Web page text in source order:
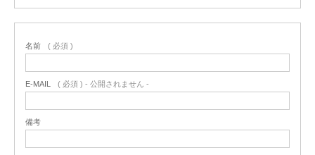
名前 ( 必須 )
E-MAIL ( 必須 ) - 公開されません -
備考